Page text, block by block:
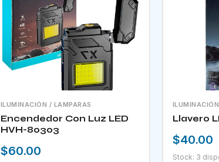
ILUMINACIÓN / LAMPARAS
Encendedor Con Luz LED
HVH-80303
$60.00
Llavero
$40.00
Stock: 3